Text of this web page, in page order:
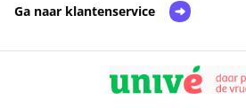
Ga naar klantenservice